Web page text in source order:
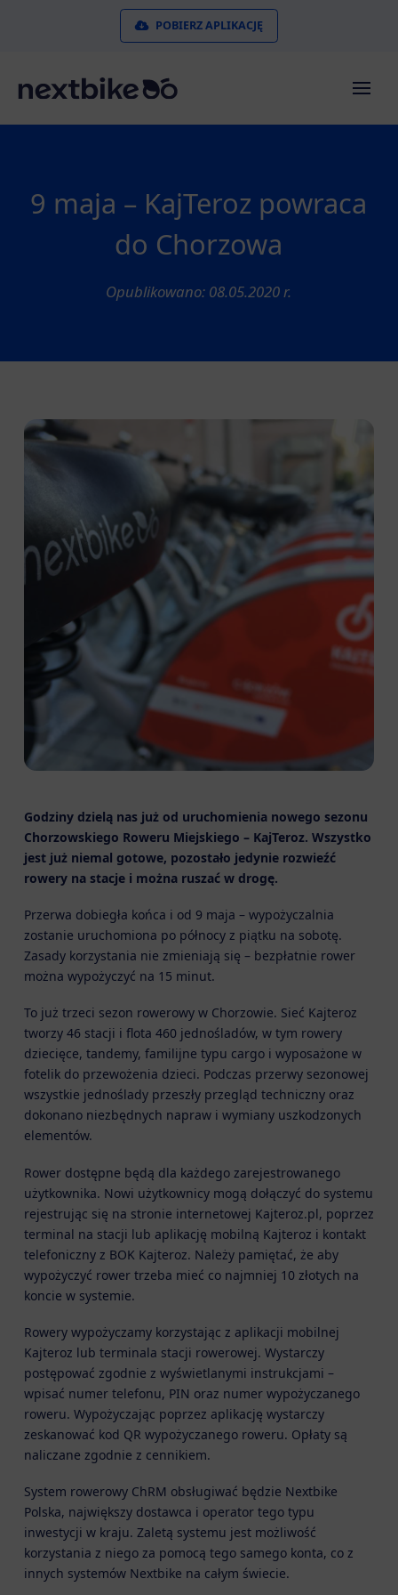
POBIERZ APLIKACJĘ
9 maja – KajTeroz powraca
do Chorzowa
Opublikowano: 08.05.2020 r.
Godziny dzielą nas już od uruchomienia nowego sezonu
Chorzowskiego Roweru Miejskiego – KajTeroz. Wszystko
jest już niemal gotowe, pozostało jedynie rozwieźć
rowery na stacje i można ruszać w drogę.
Przerwa dobiegła końca i od 9 maja – wypożyczalnia
zostanie uruchomiona po północy z piątku na sobotę.
Zasady korzystania nie zmieniają się – bezpłatnie rower
można wypożyczyć na 15 minut.
To już trzeci sezon rowerowy w Chorzowie. Sieć Kajteroz
tworzy 46 stacji i flota 460 jednośladów, w tym rowery
dziecięce, tandemy, familijne typu cargo i wyposażone w
fotelik do przewożenia dzieci. Podczas przerwy sezonowej
wszystkie jednoślady przeszły przegląd techniczny oraz
dokonano niezbędnych napraw i wymiany uszkodzonych
elementów.
Rower dostępne będą dla każdego zarejestrowanego
użytkownika. Nowi użytkownicy mogą dołączyć do systemu
rejestrując się na stronie internetowej Kajteroz.pl, poprzez
terminal na stacji lub aplikację mobilną Kajteroz i kontakt
telefoniczny z BOK Kajteroz. Należy pamiętać, że aby
wypożyczyć rower trzeba mieć co najmniej 10 złotych na
koncie w systemie.
Rowery wypożyczamy korzystając z aplikacji mobilnej
Kajteroz lub terminala stacji rowerowej. Wystarczy
postępować zgodnie z wyświetlanymi instrukcjami –
wpisać numer telefonu, PIN oraz numer wypożyczanego
roweru. Wypożyczając poprzez aplikację wystarczy
zeskanować kod QR wypożyczanego roweru. Opłaty są
naliczane zgodnie z cennikiem.
System rowerowy ChRM obsługiwać będzie Nextbike
Polska, największy dostawca i operator tego typu
inwestycji w kraju. Zaletą systemu jest możliwość
korzystania z niego za pomocą tego samego konta, co z
innych systemów Nextbike na całym świecie.